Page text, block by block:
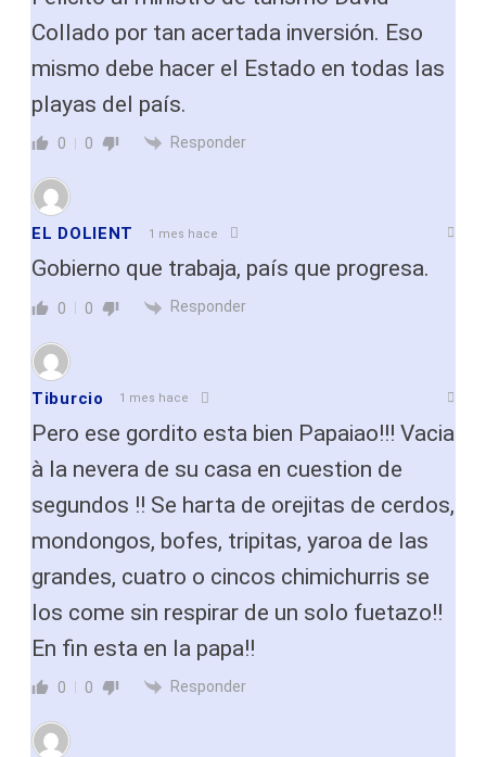
Collado por tan acertada inversión. Eso
mismo debe hacer el Estado en todas las
playas del país.
0 0 Responder
EL DOLIENT 1 mes hace
Gobierno que trabaja, país que progresa.
0 0 Responder
Tiburcio 1 mes hace
Pero ese gordito esta bien Papaiao!!! Vacia
à la nevera de su casa en cuestion de
segundos !! Se harta de orejitas de cerdos,
mondongos, bofes, tripitas, yaroa de las
grandes, cuatro o cincos chimichurris se
los come sin respirar de un solo fuetazo!!
En fin esta en la papa!!
0 0 Responder